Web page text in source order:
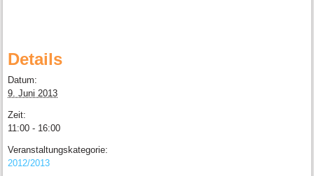
Details
Datum:
9. Juni 2013
Zeit:
11:00 - 16:00
Veranstaltungskategorie:
2012/2013